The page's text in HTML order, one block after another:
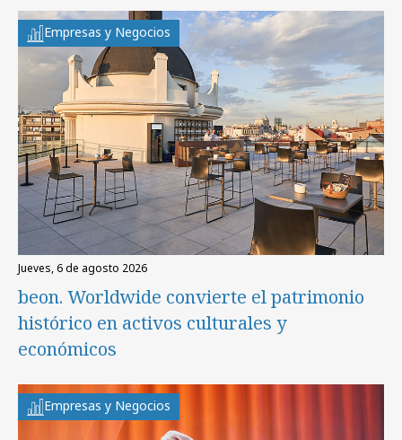
Empresas y Negocios
jueves, 6 de agosto 2026
beon. Worldwide convierte el patrimonio
histórico en activos culturales y
económicos
Empresas y Negocios